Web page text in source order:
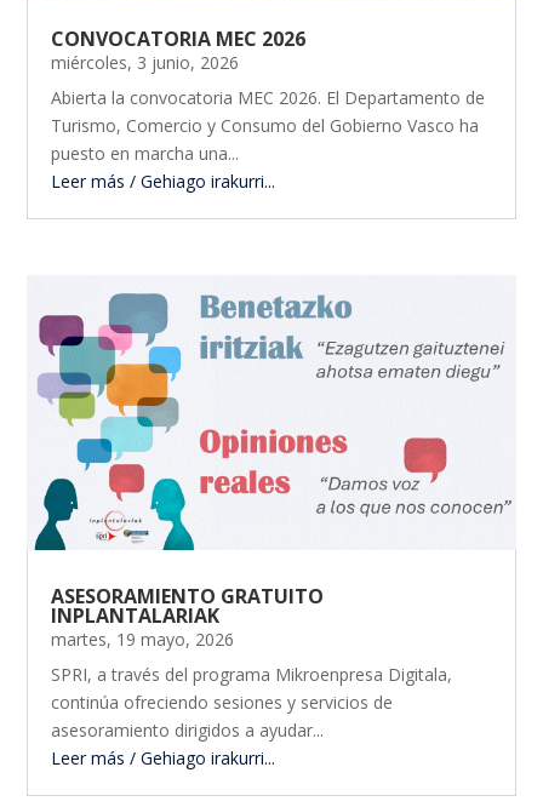
CONVOCATORIA MEC 2026
miércoles, 3 junio, 2026
Abierta la convocatoria MEC 2026. El Departamento de
Turismo, Comercio y Consumo del Gobierno Vasco ha
puesto en marcha una...
Leer más / Gehiago irakurri...
ASESORAMIENTO GRATUITO
INPLANTALARIAK
martes, 19 mayo, 2026
SPRI, a través del programa Mikroenpresa Digitala,
continúa ofreciendo sesiones y servicios de
asesoramiento dirigidos a ayudar...
Leer más / Gehiago irakurri...